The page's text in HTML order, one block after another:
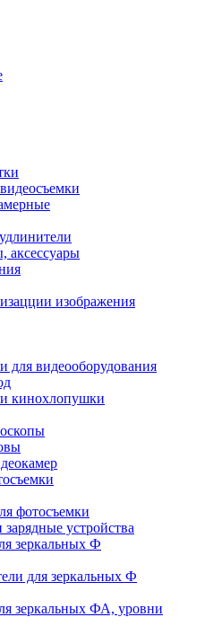
аксессуары
изображения
для видеооборудования
кинохлопушки
фотосъемки
устройства
зеркальных Ф
для зеркальных Ф
зеркальных ФА, уровни